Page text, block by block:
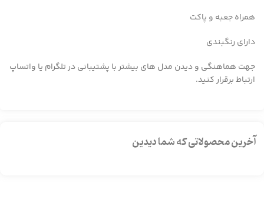
همراه جعبه و پاکت
دارای رنگبندی
جهت هماهنگی و دیدن مدل های بیشتر با پشتیبانی در تلگرام یا واتساپ
ارتباط برقرار کنید.
آخرین محصولاتی که شما دیدین